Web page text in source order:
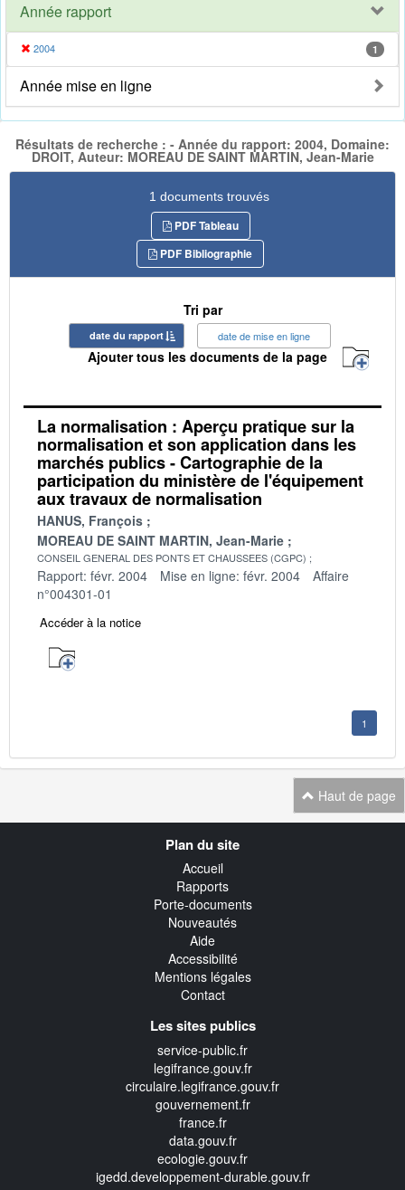
Année rapport
2004 1
Année mise en ligne
Résultats de recherche : - Année du rapport: 2004, Domaine:
DROIT, Auteur: MOREAU DE SAINT MARTIN, Jean-Marie
1 documents trouvés
PDF Tableau
PDF Bibliographie
Tri par
date du rapport date de mise en ligne
Ajouter tous les documents de la page
La normalisation : Aperçu pratique sur la
normalisation et son application dans les
marchés publics - Cartographie de la
participation du ministère de l'équipement
aux travaux de normalisation
HANUS, François
MOREAU DE SAINT MARTIN, Jean-Marie
CONSEIL GENERAL DES PONTS ET CHAUSSEES (CGPC)
Rapport: févr. 2004 Mise en ligne: févr. 2004
Affaire
n°004301-01
Accéder à la notice
1
Haut de page
Plan du site
Accueil
Rapports
Porte-documents
Nouveautés
Aide
Accessibilité
Mentions légales
Contact
Les sites publics
service-public.fr
legifrance.gouv.fr
circulaire.legifrance.gouv.fr
gouvernement.fr
france.fr
data.gouv.fr
ecologie.gouv.fr
igedd.developpement-durable.gouv.fr